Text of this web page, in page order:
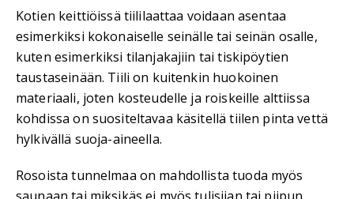
Kotien keittiöissä tiililaattaa voidaan asentaa
esimerkiksi kokonaiselle seinälle tai seinän osalle,
kuten esimerkiksi tilanjakajiin tai tiskipöytien
taustaseinään. Tiili on kuitenkin huokoinen
materiaali, joten kosteudelle ja roiskeille alttiissa
kohdissa on suositeltavaa käsitellä tiilen pinta vettä
hylkivällä suoja-aineella.
Rosoista tunnelmaa on mahdollista tuoda myös